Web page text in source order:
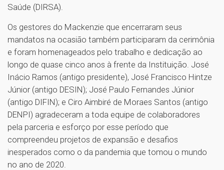
Saúde (DIRSA).
Os gestores do Mackenzie que encerraram seus
mandatos na ocasião também participaram da cerimônia
e foram homenageados pelo trabalho e dedicação ao
longo de quase cinco anos à frente da Instituição. José
Inácio Ramos (antigo presidente), José Francisco Hintze
Júnior (antigo DESIN); José Paulo Fernandes Júnior
(antigo DIFIN); e Ciro Aimbiré de Moraes Santos (antigo
DENPI) agradeceram a toda equipe de colaboradores
pela parceria e esforço por esse período que
compreendeu projetos de expansão e desafios
inesperados como o da pandemia que tomou o mundo
no ano de 2020.